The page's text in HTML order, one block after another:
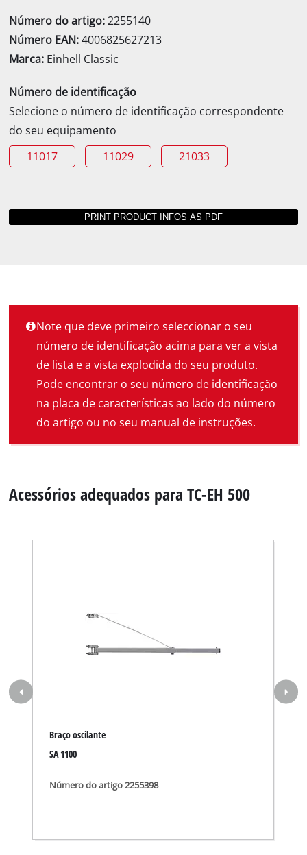
Número do artigo:2255140
Número EAN:4006825627213
Marca: Einhell Classic
Número de identificação
Selecione o número de identificação correspondente
do seu equipamento
11017
11029 21033
Note que deve primeiro seleccionar o seu
número de identificação acima para ver a vista
de lista e a vista explodida do seu produto.
Pode encontrar o seu número de identificação
na placa de características ao lado do número
do artigo ou no seu manual de instruções.
Acessórios adequados para TC-EH 500
Braço oscilante
SA 1100
Número do artigo 2255398